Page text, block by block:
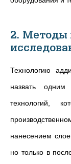
2. Методы
Технологию
назвать
технологий,
нанесением
но только в